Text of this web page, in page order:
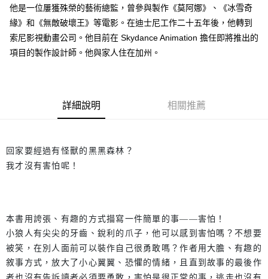
他是一位屢獲殊榮的藝術總監，曾參與製作《莫阿娜》、《冰雪奇
緣》和《無敵破壞王》等電影。在迪士尼工作二十五年後，他轉到
索尼影視動畫公司。他目前在 Skydance Animation 擔任即將推出的
項目的製作設計師。他與家人住在加州。
詳細說明 相關推薦
回家要經過有怪獸的黑黑森林？
我才沒有害怕呢！
本書用誇張、有趣的方式描寫一件簡單的事——害怕！
小狼人有尖尖的牙齒、銳利的爪子，他可以感到害怕嗎？不想要
被笑，在別人面前可以裝作自己很勇敢嗎？作者用大膽、有趣的
敘事方式，放大了小心翼翼、恐懼的情緒，且直到故事的最後作
者也沒有告訴讀者必須要勇敢，害怕是很正常的事，逃走也沒有